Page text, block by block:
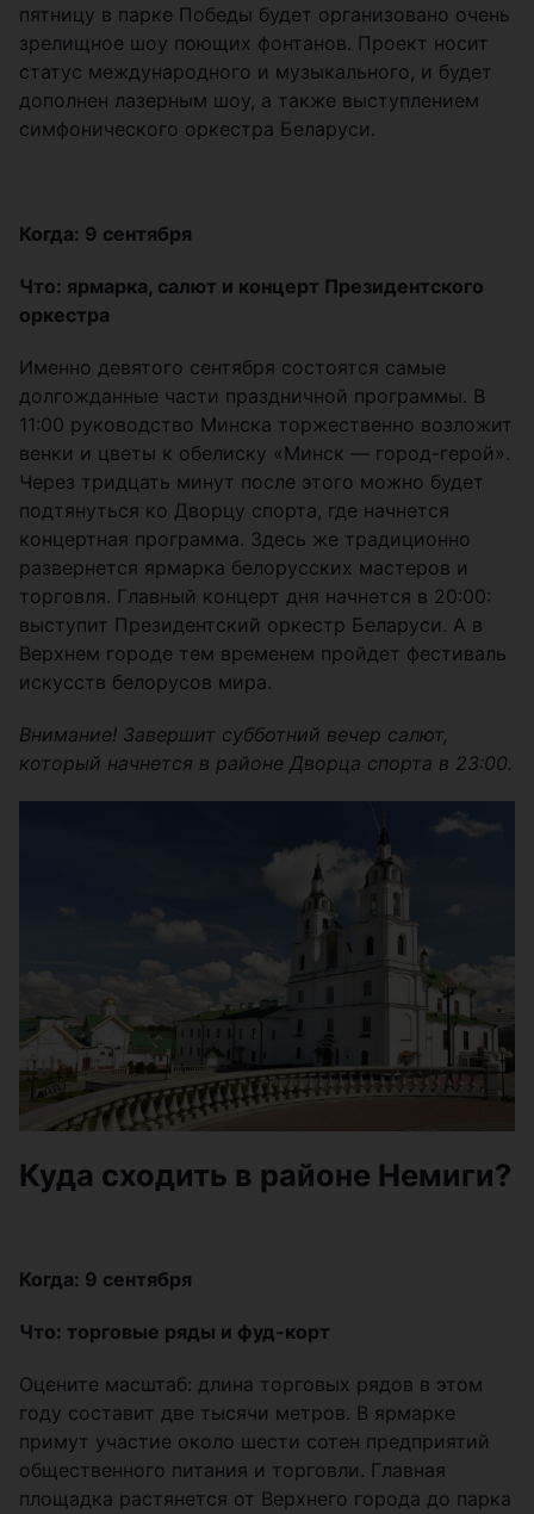
пятницу в парке Победы будет организовано очень
зрелищное шоу поющих фонтанов. Проект носит
статус международного и музыкального, и будет
дополнен лазерным шоу, а также выступлением
симфонического оркестра Беларуси.
Когда: 9 сентября
Что: ярмарка, салют и концерт Президентского
оркестра
Именно девятого сентября состоятся самые
долгожданные части праздничной программы. В
11:00 руководство Минска торжественно возложит
венки и цветы к обелиску «Минск — город-герой».
Через тридцать минут после этого можно будет
подтянуться ко Дворцу спорта, где начнется
концертная программа. Здесь же традиционно
развернется ярмарка белорусских мастеров и
торговля. Главный концерт дня начнется в 20:00:
выступит Президентский оркестр Беларуси. А в
Верхнем городе тем временем пройдет фестиваль
искусств белорусов мира.
Внимание! Завершит субботний вечер салют,
который начнется в районе Дворца спорта в 23:00.
Куда сходить в районе Немиги?
Когда: 9 сентября
Что: торговые ряды и фуд-корт
Оцените масштаб: длина торговых рядов в этом
году составит две тысячи метров. В ярмарке
примут участие около шести сотен предприятий
общественного питания и торговли. Главная
площадка растянется от Верхнего города до парка